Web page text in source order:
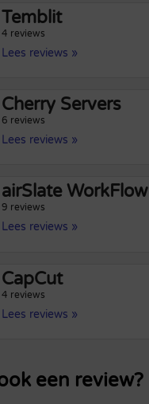
Temblit
4 reviews
Lees reviews »
Cherry Servers
6 reviews
Lees reviews »
airSlate WorkFlow
9 reviews
Lees reviews »
CapCut
4 reviews
Lees reviews »
een review?